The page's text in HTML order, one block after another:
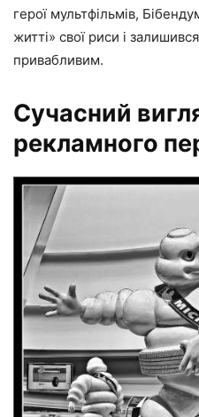
герої мультфільмів,
житті» свої риси і
привабливим.
Сучасний
рекламного